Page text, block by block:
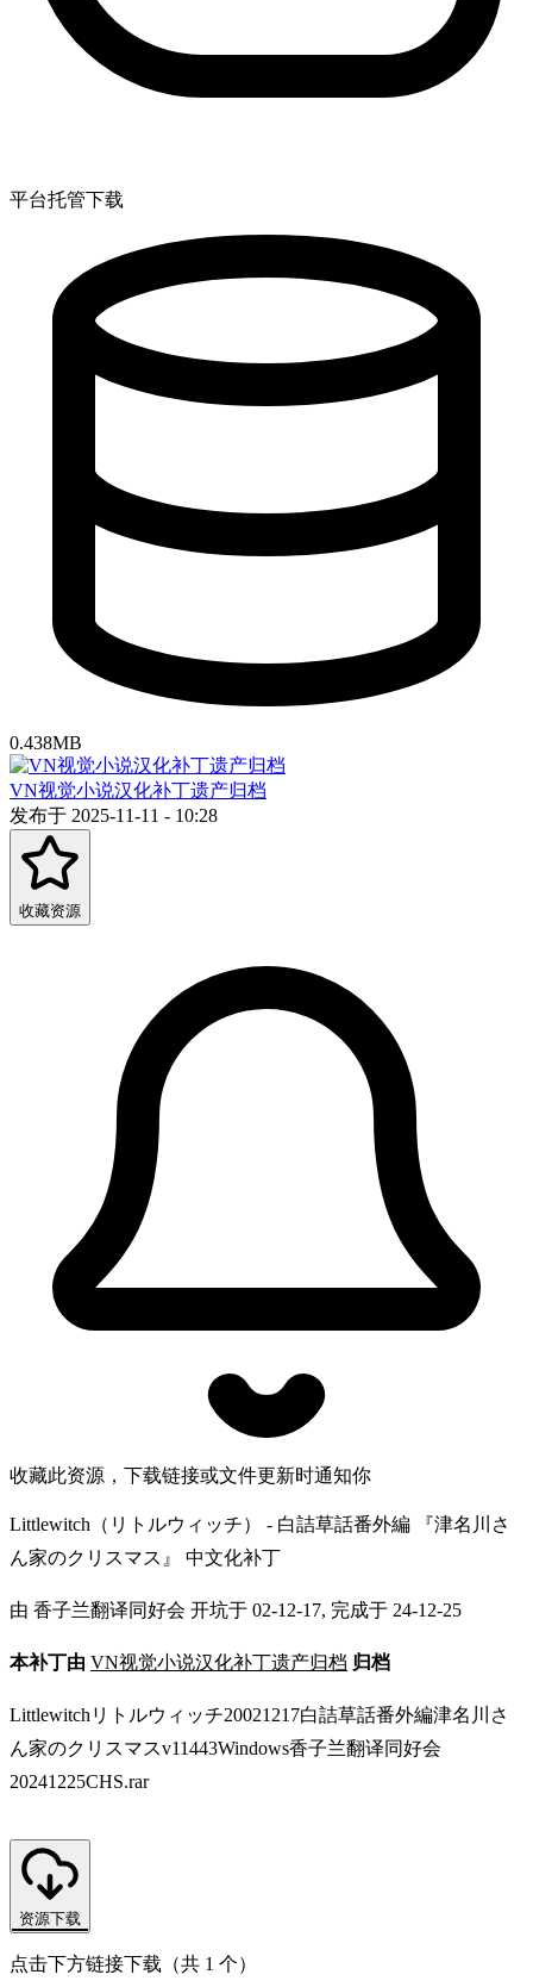
平台托管下载
0.438MB
VN视觉小说汉化补丁遗产归档
发布于 2025-11-11 - 10:28
收藏资源
收藏此资源，下载链接或文件更新时通知你
Littlewitch（リトルウィッチ） - 白詰草話番外編 『津名川さ
ん家のクリスマス』 中文化补丁
由 香子兰翻译同好会 开坑于 02-12-17, 完成于 24-12-25
本补丁由 VN视觉小说汉化补丁遗产归档 归档
Littlewitchリトルウィッチ20021217白詰草話番外編津名川さ
ん家のクリスマスv11443Windows香子兰翻译同好会
20241225CHS.rar
资源下载
点击下方链接下载（共 1 个）